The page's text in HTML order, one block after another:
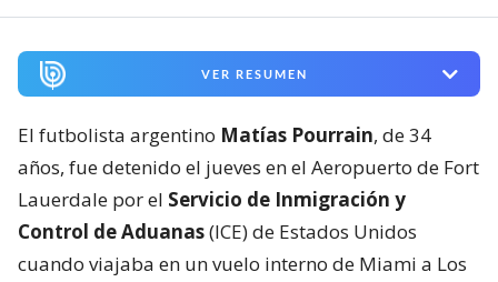
VER RESUMEN
El futbolista argentino Matías Pourrain, de 34
años, fue detenido el jueves en el Aeropuerto de Fort
Lauerdale por el Servicio de Inmigración y
Control de Aduanas(ICE) de Estados Unidos
cuando viajaba en un vuelo interno de Miami a Los